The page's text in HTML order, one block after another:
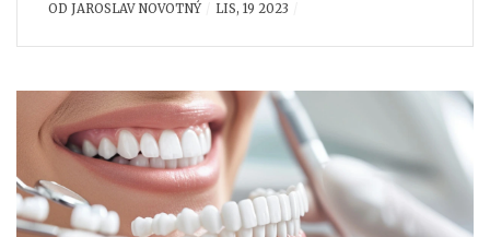
OD JAROSLAV NOVOTNÝ LIS, 19 2023